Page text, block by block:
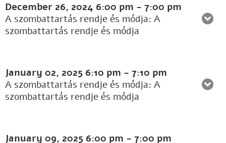
December 26, 2024 6:00 pm - 7:00 pm
A szombattartás rendje és módja: A
szombattartás rendje és módja
January 02, 2025 6:10 pm - 7:10 pm
A szombattartás rendje és módja: A
szombattartás rendje és módja
January 09, 2025 6:00 pm - 7:00 pm